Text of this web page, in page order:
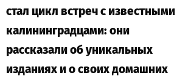
стал цикл встреч с известными
калининградцами: они
рассказали об уникальных
изданиях и о своих домашних